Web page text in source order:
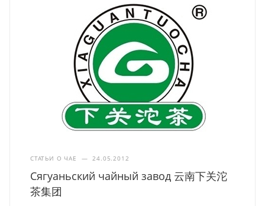
СТАТЬИ О ЧАЕ — 24.05.2012
Сягуаньский чайный завод 云南下关沱
茶集团